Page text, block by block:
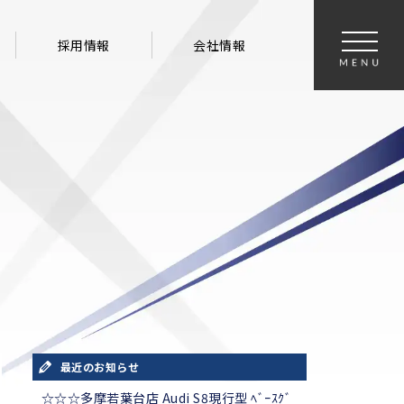
採用情報 会社情報
最近のお知らせ
☆☆☆多摩若葉台店 Audi S8現行型 ﾍﾞｰｽｸﾞ